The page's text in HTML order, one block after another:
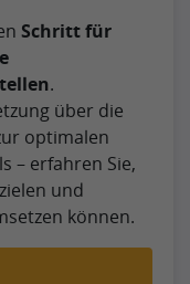
Schritt für
.
über die
optimalen
– erfahren Sie,
und
können.